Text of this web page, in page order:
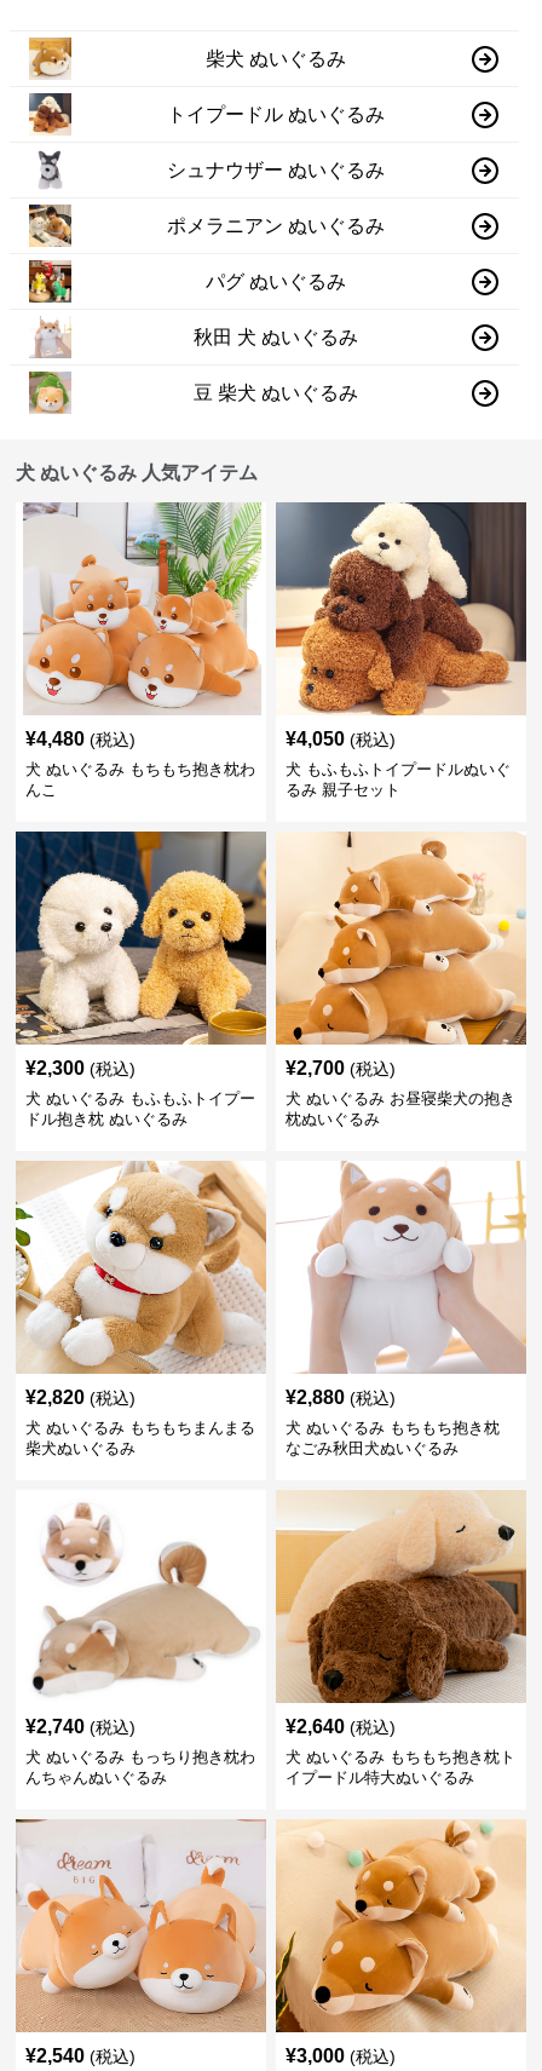
柴犬 ぬいぐるみ
トイプードル ぬいぐるみ
シュナウザー ぬいぐるみ
ポメラニアン ぬいぐるみ
パグ ぬいぐるみ
秋田 犬 ぬいぐるみ
豆 柴犬 ぬいぐるみ
犬 ぬいぐるみ 人気アイテム
¥4,480 (税込)
犬 ぬいぐるみ もちもち抱き枕わ
んこ
¥4,050 (税込)
犬 もふもふトイプードルぬいぐ
るみ 親子セット
¥2,300 (税込)
犬 ぬいぐるみ もふもふトイプー
ドル抱き枕 ぬいぐるみ
¥2,700 (税込)
犬 ぬいぐるみ お昼寝柴犬の抱き
枕ぬいぐるみ
¥2,820 (税込)
犬 ぬいぐるみ もちもちまんまる
柴犬ぬいぐるみ
¥2,880 (税込)
犬 ぬいぐるみ もちもち抱き枕
なごみ秋田犬ぬいぐるみ
¥2,740 (税込)
犬 ぬいぐるみ もっちり抱き枕わ
んちゃんぬいぐるみ
¥2,640 (税込)
犬 ぬいぐるみ もちもち抱き枕ト
イプードル特大ぬいぐるみ
¥2,540 (税込) ¥3,000 (税込)